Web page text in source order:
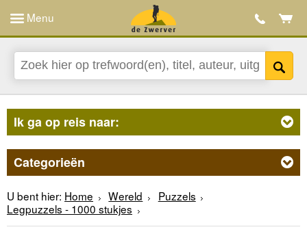
Menu
Ik ga op reis naar:
Categorieën
U bent hier: Home Wereld
Puzzels
Legpuzzels - 1000 stukjes